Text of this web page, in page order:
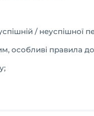
/ неуспішної
особливі правила